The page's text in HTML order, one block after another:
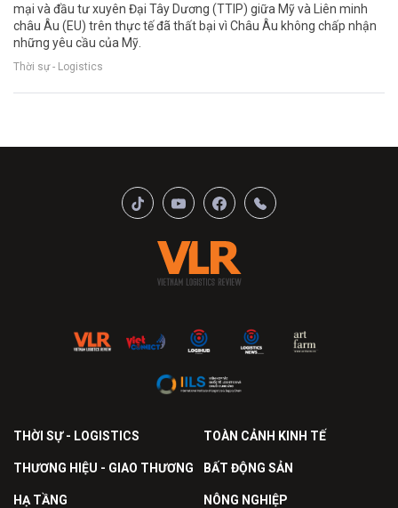
mại và đầu tư xuyên Đại Tây Dương (TTIP) giữa Mỹ và Liên minh
châu Âu (EU) trên thực tế đã thất bại vì Châu Âu không chấp nhận
những yêu cầu của Mỹ.
Thời sự - Logistics
THỜI SỰ - LOGISTICS TOÀN CẢNH KINH TẾ
THƯƠNG HIỆU - GIAO THƯƠNG BẤT ĐỘNG SẢN
HẠ TẦNG NÔNG NGHIỆP